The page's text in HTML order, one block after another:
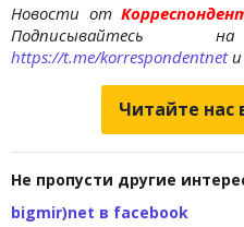
Новости от
https://t.me/korrespondentnetи
Читайте нас
Не пропусти другие
bigmir)net в facebook